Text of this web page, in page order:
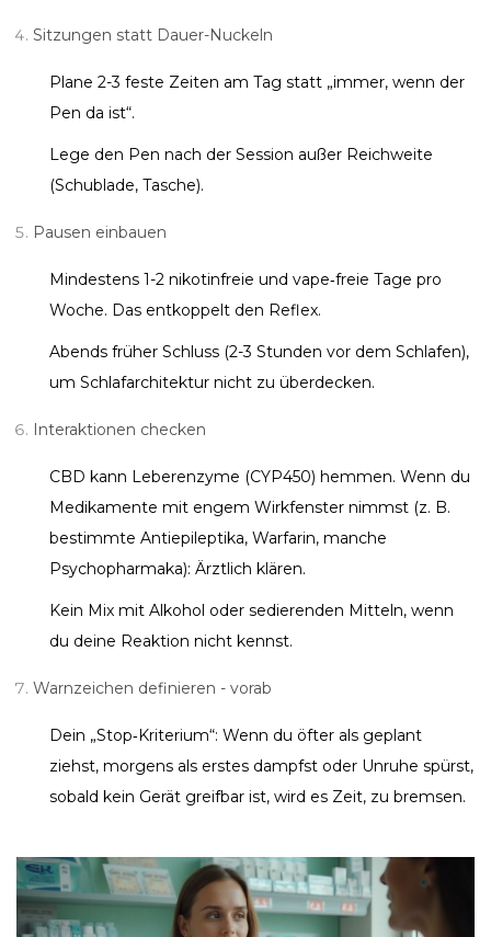
Sitzungen statt Dauer-Nuckeln
Plane 2-3 feste Zeiten am Tag statt „immer, wenn der
Pen da ist“.
Lege den Pen nach der Session außer Reichweite
(Schublade, Tasche).
Pausen einbauen
Mindestens 1-2 nikotinfreie und vape‑freie Tage pro
Woche. Das entkoppelt den Reflex.
Abends früher Schluss (2-3 Stunden vor dem Schlafen),
um Schlafarchitektur nicht zu überdecken.
Interaktionen checken
CBD kann Leberenzyme (CYP450) hemmen. Wenn du
Medikamente mit engem Wirkfenster nimmst (z. B.
bestimmte Antiepileptika, Warfarin, manche
Psychopharmaka): Ärztlich klären.
Kein Mix mit Alkohol oder sedierenden Mitteln, wenn
du deine Reaktion nicht kennst.
Warnzeichen definieren - vorab
Dein „Stop‑Kriterium“: Wenn du öfter als geplant
ziehst, morgens als erstes dampfst oder Unruhe spürst,
sobald kein Gerät greifbar ist, wird es Zeit, zu bremsen.